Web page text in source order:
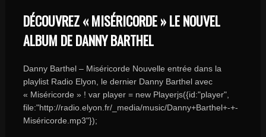
DÉCOUVREZ « MISÉRICORDE » LE NOUVEL
ALBUM DE DANNY BARTHEL
Danny Barthel – Miséricorde Nouvelle entrée dans la
playlist Radio Elyon, le dernier Danny Barthel avec
« Miséricorde » ! var player = new Playerjs({id:"player",
file:"http://radio.elyon.fr/_media/music/Danny+Barthel+-+-
Miséricorde.mp3"});